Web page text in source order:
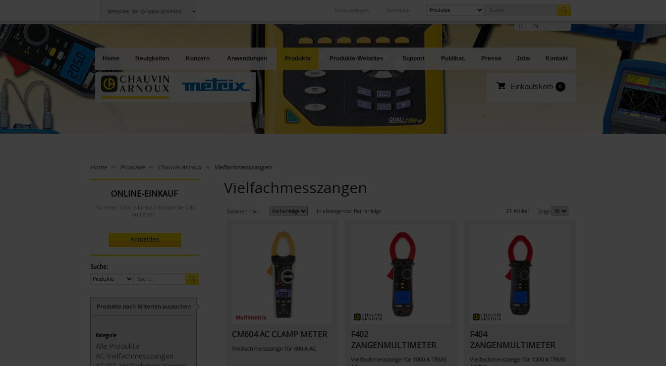
Websites der Gruppe ansehen Anmelden
Konto anlegen
International
Unsere Tochtergesellschaften im Ausland
Produkt-Websites
Unsere besten Angebote
EN
Home Neuigkeiten Konzern Anwendungen Produkte Produkte-Websites Support Publikat. Presse Jobs Kontakt
Einkaufskorb 0
Home Produkte Chauvin Arnoux Vielfachmesszangen
ONLINE-EINKAUF
Für einen Online-Einkauf müssen Sie sich
anmelden.
Anmelden
Suche:
Produkte nach Kriterien aussuchen
Kategorie
Alle Produkte
AC-Vielfachmesszangen
Vielfachmesszangen
Sortieren nach In absteigender Reihenfolge 21 Artikel Zeige
CM604 AC CLAMP METER
Vielfachmesszange für 400 A AC
F402
ZANGENMULTIMETER
Vielfachmesszange für 1000 A TRMS
F404
ZANGENMULTIMETER
Vielfachmesszange für 1200 A TRMS